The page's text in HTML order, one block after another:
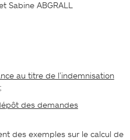
Sabine ABGRALL
au titre de l’indemnisation
des demandes
des exemples sur le calcul de